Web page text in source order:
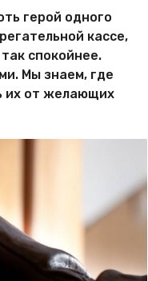
герой одного
кассе,
спокойнее.
Мы знаем, где
их от желающих